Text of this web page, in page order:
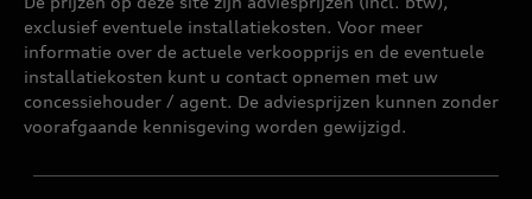
exclusief eventuele installatiekosten. Voor meer
informatie over de actuele verkoopprijs en de eventuele
installatiekosten kunt u contact opnemen met uw
concessiehouder / agent. De adviesprijzen kunnen zonder
voorafgaande kennisgeving worden gewijzigd.